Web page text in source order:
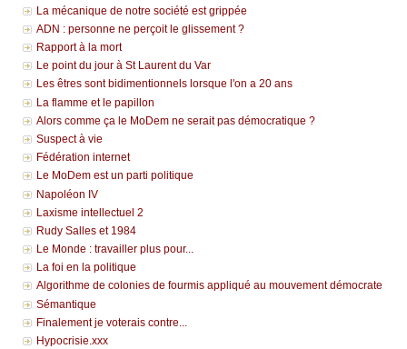
La mécanique de notre société est grippée
ADN : personne ne perçoit le glissement ?
Rapport à la mort
Le point du jour à St Laurent du Var
Les êtres sont bidimentionnels lorsque l'on a 20 ans
La flamme et le papillon
Alors comme ça le MoDem ne serait pas démocratique ?
Suspect à vie
Fédération internet
Le MoDem est un parti politique
Napoléon IV
Laxisme intellectuel 2
Rudy Salles et 1984
Le Monde : travailler plus pour...
La foi en la politique
Algorithme de colonies de fourmis appliqué au mouvement démocrate
Sémantique
Finalement je voterais contre...
Hypocrisie.xxx